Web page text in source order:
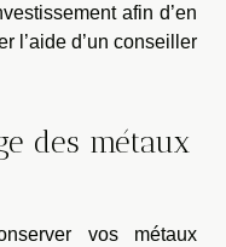
afin d’en
l’aide d’un conseiller
des métaux
vos métaux